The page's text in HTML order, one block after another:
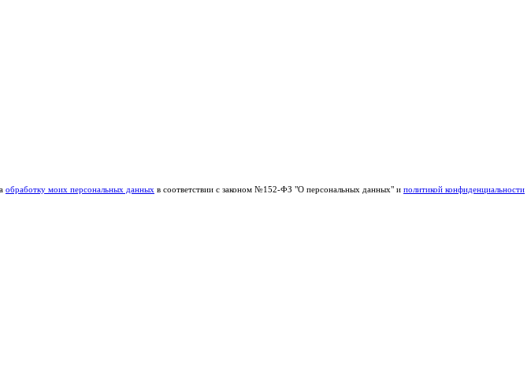
обработку моих персональных данных в соответствии с законом №152-ФЗ "О персональных данных" и политикой конфиденциальности